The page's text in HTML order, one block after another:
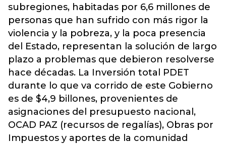
subregiones, habitadas por 6,6 millones de
personas que han sufrido con más rigor la
violencia y la pobreza, y la poca presencia
del Estado, representan la solución de largo
plazo a problemas que debieron resolverse
hace décadas. La Inversión total PDET
durante lo que va corrido de este Gobierno
es de $4,9 billones, provenientes de
asignaciones del presupuesto nacional,
OCAD PAZ (recursos de regalías), Obras por
Impuestos y aportes de la comunidad